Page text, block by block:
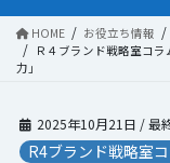
動
HOME お役立ち情報
Ｒ４ブランド戦略室コ
力」
2025年10月21日 / 最
R4ブランド戦略室